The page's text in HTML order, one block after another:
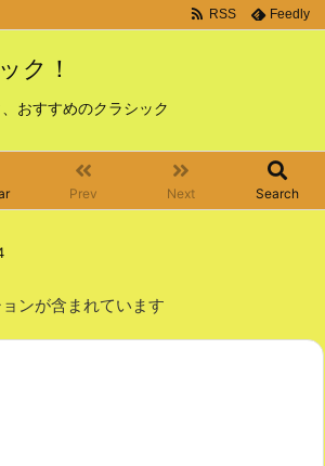
ク！
おすすめのクラシック
Prev Next Search
RSS Feedly
ンが含まれています